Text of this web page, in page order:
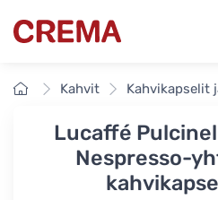
Crema
EtusivuKahvit Kahvikapselit
Lucaffé
Nespresso-